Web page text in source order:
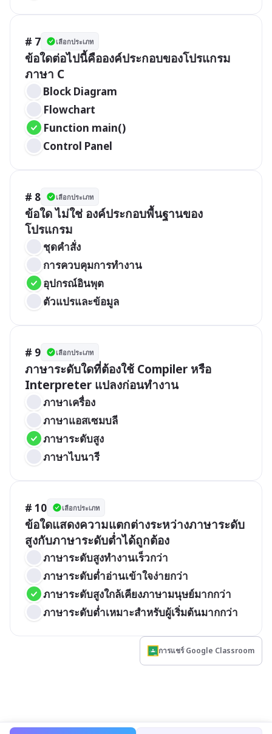
# 7 เลือกประเภท
ข้อใดต่อไปนี้คือองค์ประกอบของโปรแกรม
ภาษา C
Block Diagram
Flowchart
Function main()
Control Panel
# 8 เลือกประเภท
ข้อใด ไม่ใช่ องค์ประกอบพื้นฐานของ
โปรแกรม
ชุดคำสั่ง
การควบคุมการทำงาน
อุปกรณ์อินพุต
ตัวแปรและข้อมูล
# 9 เลือกประเภท
ภาษาระดับใดที่ต้องใช้ Compiler หรือ
Interpreter แปลงก่อนทำงาน
ภาษาเครื่อง
ภาษาแอสเซมบลี
ภาษาระดับสูง
ภาษาไบนารี
# 10 เลือกประเภท
ข้อใดแสดงความแตกต่างระหว่างภาษาระดับ
สูงกับภาษาระดับต่ำได้ถูกต้อง
ภาษาระดับสูงทำงานเร็วกว่า
ภาษาระดับต่ำอ่านเข้าใจง่ายกว่า
ภาษาระดับสูงใกล้เคียงภาษามนุษย์มากกว่า
ภาษาระดับต่ำเหมาะสำหรับผู้เริ่มต้นมากกว่า
การแชร์ Google Classroom